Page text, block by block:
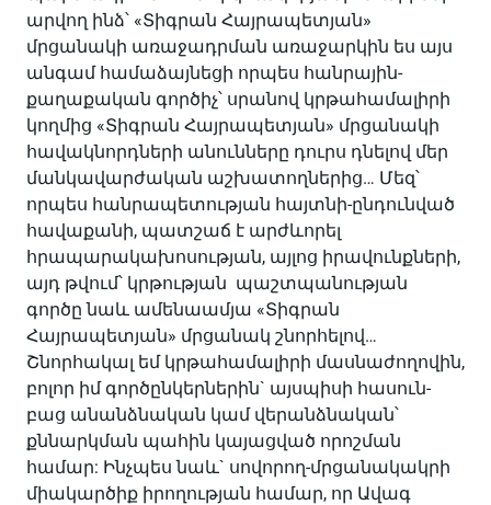
արվող ինձ՝ «Տիգրան Հայրապետյան»
մրցանակի առաջադրման առաջարկին ես այս
անգամ համաձայնեցի որպես հանրային-
քաղաքական գործիչ՝ սրանով կրթահամալիրի
կողմից «Տիգրան Հայրապետյան» մրցանակի
հավակնորդների անունները դուրս դնելով մեր
մանկավարժական աշխատողներից… Մեզ՝
որպես հանրապետության հայտնի-ընդունված
հավաքանի, պատշաճ է արժևորել
հրապարակախոսության, այլոց իրավունքների,
այդ թվում՝ կրթության պաշտպանության
գործը նաև ամենաամյա «Տիգրան
Հայրապետյան» մրցանակ շնորհելով…
Շնորհակալ եմ կրթահամալիրի մասնաժողովին,
բոլոր իմ գործընկերներին` այսպիսի հասուն-
բաց անանձնական կամ վերանձնական՝
քննարկման պահին կայացված որոշման
համար: Ինչպես նաև` սովորող-մրցանակակրի
միակարծիք իրողության համար, որ Ավագ